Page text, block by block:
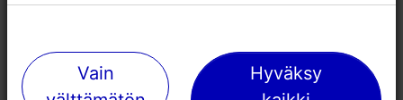
Vain
Hyväksy
Vain
Hyväksy